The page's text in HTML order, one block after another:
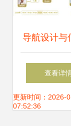
导航设计与
全软件开发
固高效的数
查看详
更新时间：2026-
07:52:36